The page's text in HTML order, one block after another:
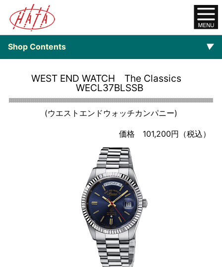
Shop Contents ▼
WEST END WATCH The Classics
WECL37BLSSB
(ウエストエンドウォッチカンパニー)
価格 101,200円（税込）